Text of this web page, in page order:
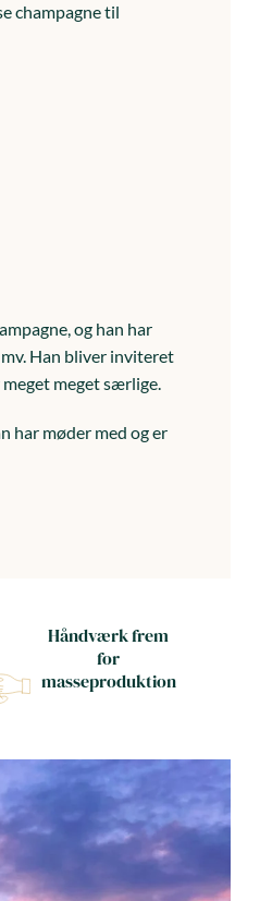
champagne til
og han har
Han bliver inviteret
meget særlige.
har møder med og er
Håndværk frem
for
masseproduktion